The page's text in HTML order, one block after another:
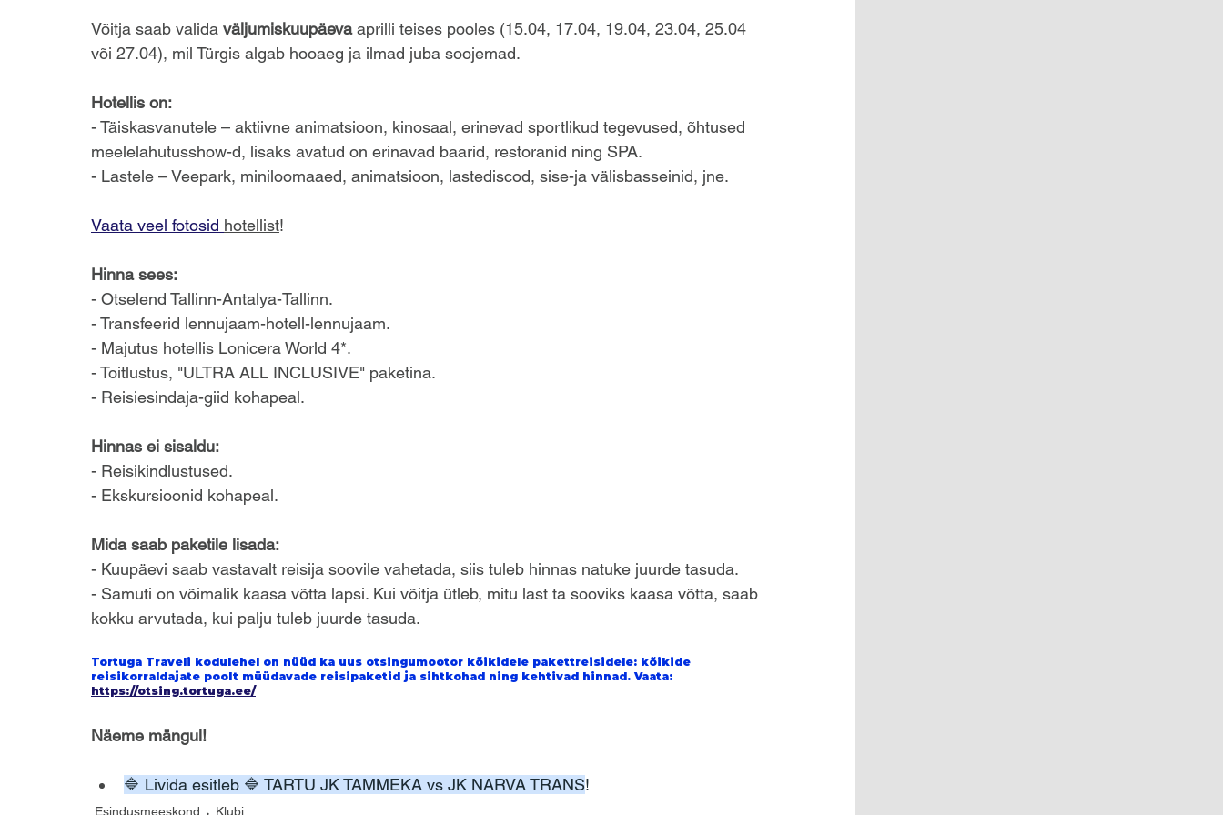
Võitja saab valida väljumiskuupäeva aprilli teises pooles (15.04, 17.04, 19.04, 23.04, 25.04
või 27.04), mil Türgis algab hooaeg ja ilmad juba soojemad.
Hotellis on:
- Täiskasvanutele – aktiivne animatsioon, kinosaal, erinevad sportlikud tegevused, õhtused
meelelahutusshow-d, lisaks avatud on erinavad baarid, restoranid ning SPA.
- Lastele – Veepark, miniloomaaed, animatsioon, lastediscod, sise-ja välisbasseinid, jne.
Vaata veel fotosid hotellist!
Hinna sees:
- Otselend Tallinn-Antalya-Tallinn.
- Transfeerid lennujaam-hotell-lennujaam.
- Majutus hotellis Lonicera World 4*.
- Toitlustus, "ULTRA ALL INCLUSIVE" paketina.
- Reisiesindaja-giid kohapeal.
Hinnas ei sisaldu:
- Reisikindlustused.
- Ekskursioonid kohapeal.
Mida saab paketile lisada:
- Kuupäevi saab vastavalt reisija soovile vahetada, siis tuleb hinnas natuke juurde tasuda.
- Samuti on võimalik kaasa võtta lapsi. Kui võitja ütleb, mitu last ta sooviks kaasa võtta, saab
kokku arvutada, kui palju tuleb juurde tasuda.
Tortuga Traveli kodulehel on nüüd ka uus otsingumootor kõikidele pakettreisidele: kõikide
reisikorraldajate poolt müüdavade reisipaketid ja sihtkohad ning kehtivad hinnad. Vaata:
https://otsing.tortuga.ee/
Näeme mängul!
🔷 Livida esitleb 🔷 TARTU JK TAMMEKA vs JK NARVA TRANS!
Esindusmeeskond Klubi